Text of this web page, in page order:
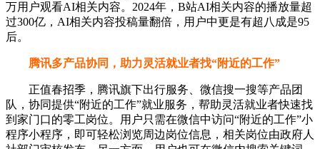
万用户观看AI相关内容。2024年，B站AI相关内容的播放量超
过300亿，AI相关内容投稿量翻倍，用户中更是有超八成是95
后。
腾讯多产品协同，助力灵活就业者找“附近的工作”
正值春招季，腾讯旗下出行服务、微信搜一搜等产品团
队，协同提供“附近的工作”就业服务，帮助灵活就业者快速找
到家门口的零工岗位。用户只需在微信中访问“附近的工作”小
程序小程序，即可轻松浏览周边岗位信息，相关岗位由政府人